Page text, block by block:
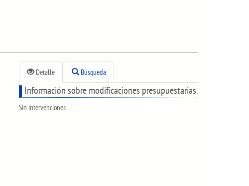
Detalle Búsqueda
Información sobre modificaciones presupuestarias.
Sin intervenciones